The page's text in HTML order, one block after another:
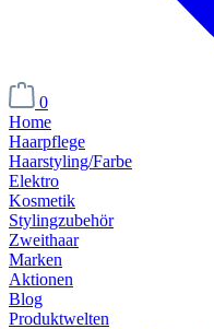
0
Home
Haarpflege
Haarstyling/Farbe
Elektro
Kosmetik
Stylingzubehör
Zweithaar
Marken
Aktionen
Blog
Produktwelten